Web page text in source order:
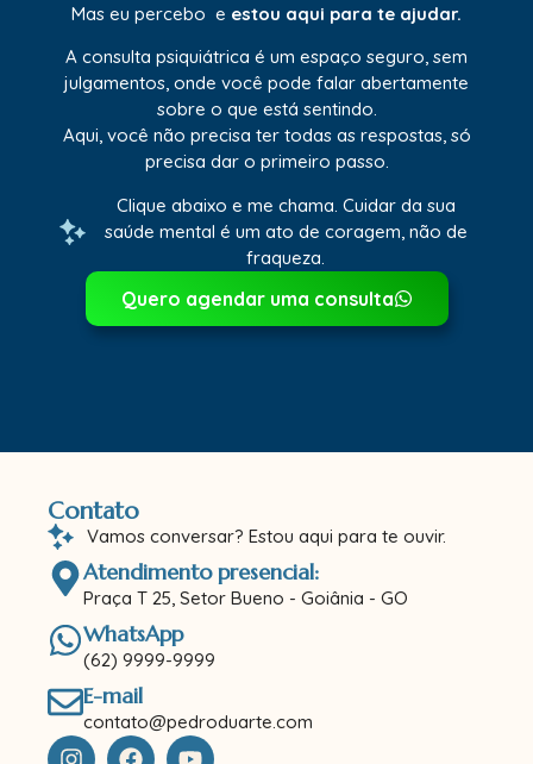
Mas eu percebo e estou aqui para te ajudar.
A consulta psiquiátrica é um espaço seguro, sem
julgamentos, onde você pode falar abertamente
sobre o que está sentindo.
Aqui, você não precisa ter todas as respostas, só
precisa dar o primeiro passo.
Clique abaixo e me chama. Cuidar da sua
saúde mental é um ato de coragem, não de
fraqueza.
Quero agendar uma consulta
Contato
Vamos conversar? Estou aqui para te ouvir.
Atendimento presencial:
Praça T 25, Setor Bueno - Goiânia - GO
WhatsApp
(62) 9999-9999
E-mail
contato@pedroduarte.com